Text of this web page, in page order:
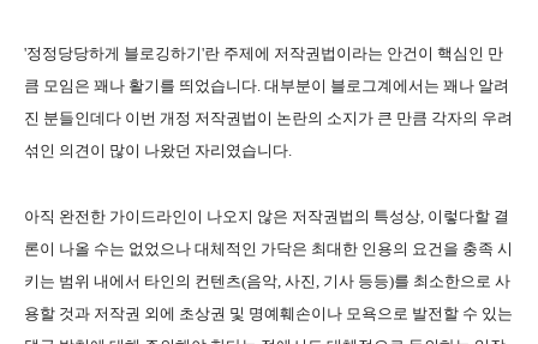
'정정당당하게 블로깅하기'란 주제에 저작권법이라는 안건이 핵심인 만
큼 모임은 꽤나 활기를 띄었습니다. 대부분이 블로그계에서는 꽤나 알려
진 분들인데다 이번 개정 저작권법이 논란의 소지가 큰 만큼 각자의 우려
섞인 의견이 많이 나왔던 자리였습니다.
아직 완전한 가이드라인이 나오지 않은 저작권법의 특성상, 이렇다할 결
론이 나올 수는 없었으나 대체적인 가닥은 최대한 인용의 요건을 충족 시
키는 범위 내에서 타인의 컨텐츠(음악, 사진, 기사 등등)를 최소한으로 사
용할 것과 저작권 외에 초상권 및 명예훼손이나 모욕으로 발전할 수 있는